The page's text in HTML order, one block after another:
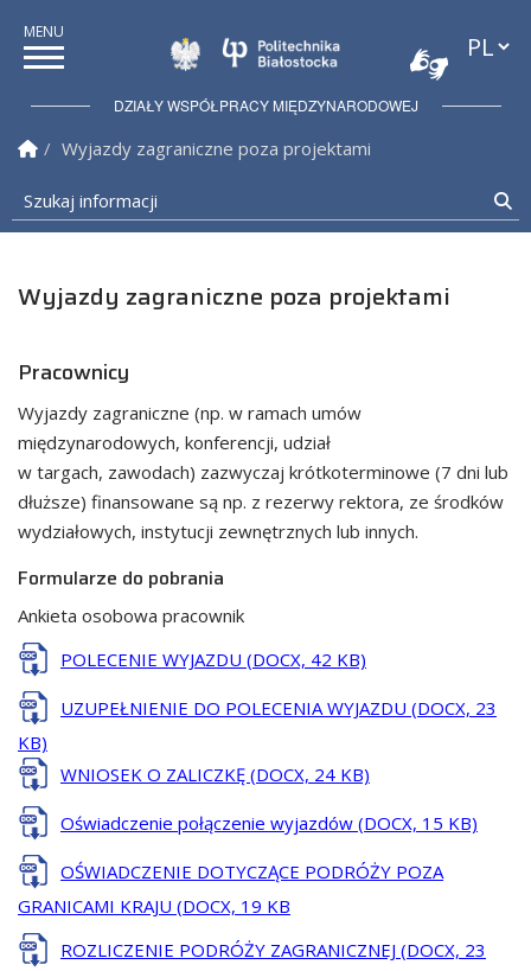
Politechnika
DZIAŁY WSPÓŁPRACY MIĘDZYNARODOWEJ
Strona Główna
Wyjazdy zagraniczne poza projektami
Szukaj informacji
Wyjazdy zagraniczne poza projektami
Pracownicy
Wyjazdy zagraniczne (np. w ramach umów
międzynarodowych, konferencji, udział
w targach, zawodach) zazwyczaj krótkoterminowe (7 dni lub
dłuższe) finansowane są np. z rezerwy rektora, ze środków
wydziałowych, instytucji zewnętrznych lub innych.
Formularze do pobrania
Ankieta osobowa pracownik
POLECENIE WYJAZDU (DOCX, 42 KB)
UZUPEŁNIENIE DO POLECENIA WYJAZDU (DOCX, 23
KB)
WNIOSEK O ZALICZKĘ (DOCX, 24 KB)
Oświadczenie połączenie wyjazdów (DOCX, 15 KB)
OŚWIADCZENIE DOTYCZĄCE PODRÓŻY POZA
GRANICAMI KRAJU (DOCX, 19 KB
ROZLICZENIE PODRÓŻY ZAGRANICZNEJ (DOCX, 23